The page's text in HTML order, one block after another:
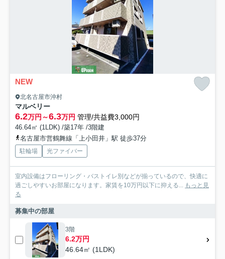
NEW
北名古屋市沖村
マルベリー
6.2万円～6.3万円 管理/共益費3,000円
46.64㎡ (1LDK) /築17年 /3階建
名古屋市営鶴舞線「上小田井」駅 徒歩37分
駐輪場 光ファイバー
室内設備はフローリング・バストイレ別などが揃っているので、快適に
過ごしやすいお部屋になります。家賃を10万円以下に抑える... もっと見
る
募集中の部屋
3階
6.2万円
46.64㎡ (1LDK)